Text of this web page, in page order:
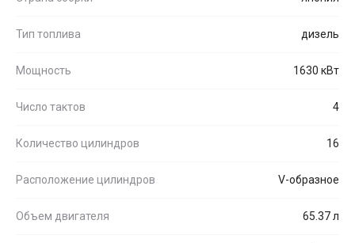
Тип топлива дизель
Мощность 1630 кВт
Число тактов 4
Количество цилиндров 16
Расположение цилиндров V-образное
Объем двигателя 65.37 л